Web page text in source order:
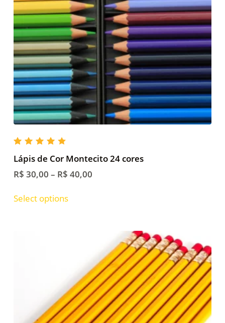
4.00
out of
5
Lápis de Cor Montecito 24 cores
R$ 30,00 – R$ 40,00
Select options